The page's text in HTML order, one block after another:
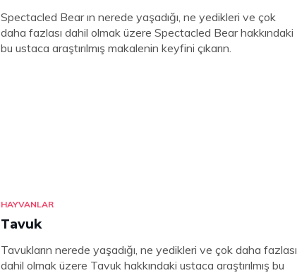
Spectacled Bear ın nerede yaşadığı, ne yedikleri ve çok
daha fazlası dahil olmak üzere Spectacled Bear hakkındaki
bu ustaca araştırılmış makalenin keyfini çıkarın.
HAYVANLAR
Tavuk
Tavukların nerede yaşadığı, ne yedikleri ve çok daha fazlası
dahil olmak üzere Tavuk hakkındaki ustaca araştırılmış bu